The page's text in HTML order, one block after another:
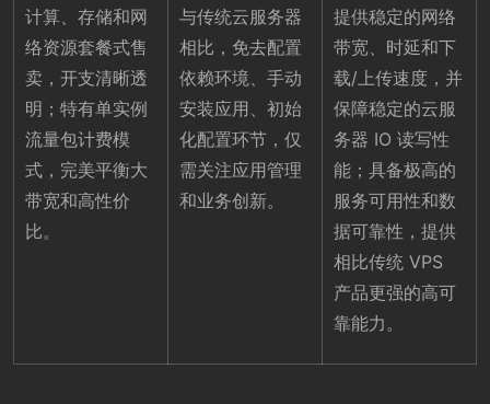
计算、存储和网
络资源套餐式售
卖，开支清晰透
明；特有单实例
流量包计费模
式，完美平衡大
带宽和高性价
比。
与传统云服务器
相比，免去配置
依赖环境、手动
安装应用、初始
化配置环节，仅
需关注应用管理
和业务创新。
提供稳定的网络
带宽、时延和下
载/上传速度，并
保障稳定的云服
务器 IO 读写性
能；具备极高的
服务可用性和数
据可靠性，提供
相比传统 VPS
产品更强的高可
靠能力。